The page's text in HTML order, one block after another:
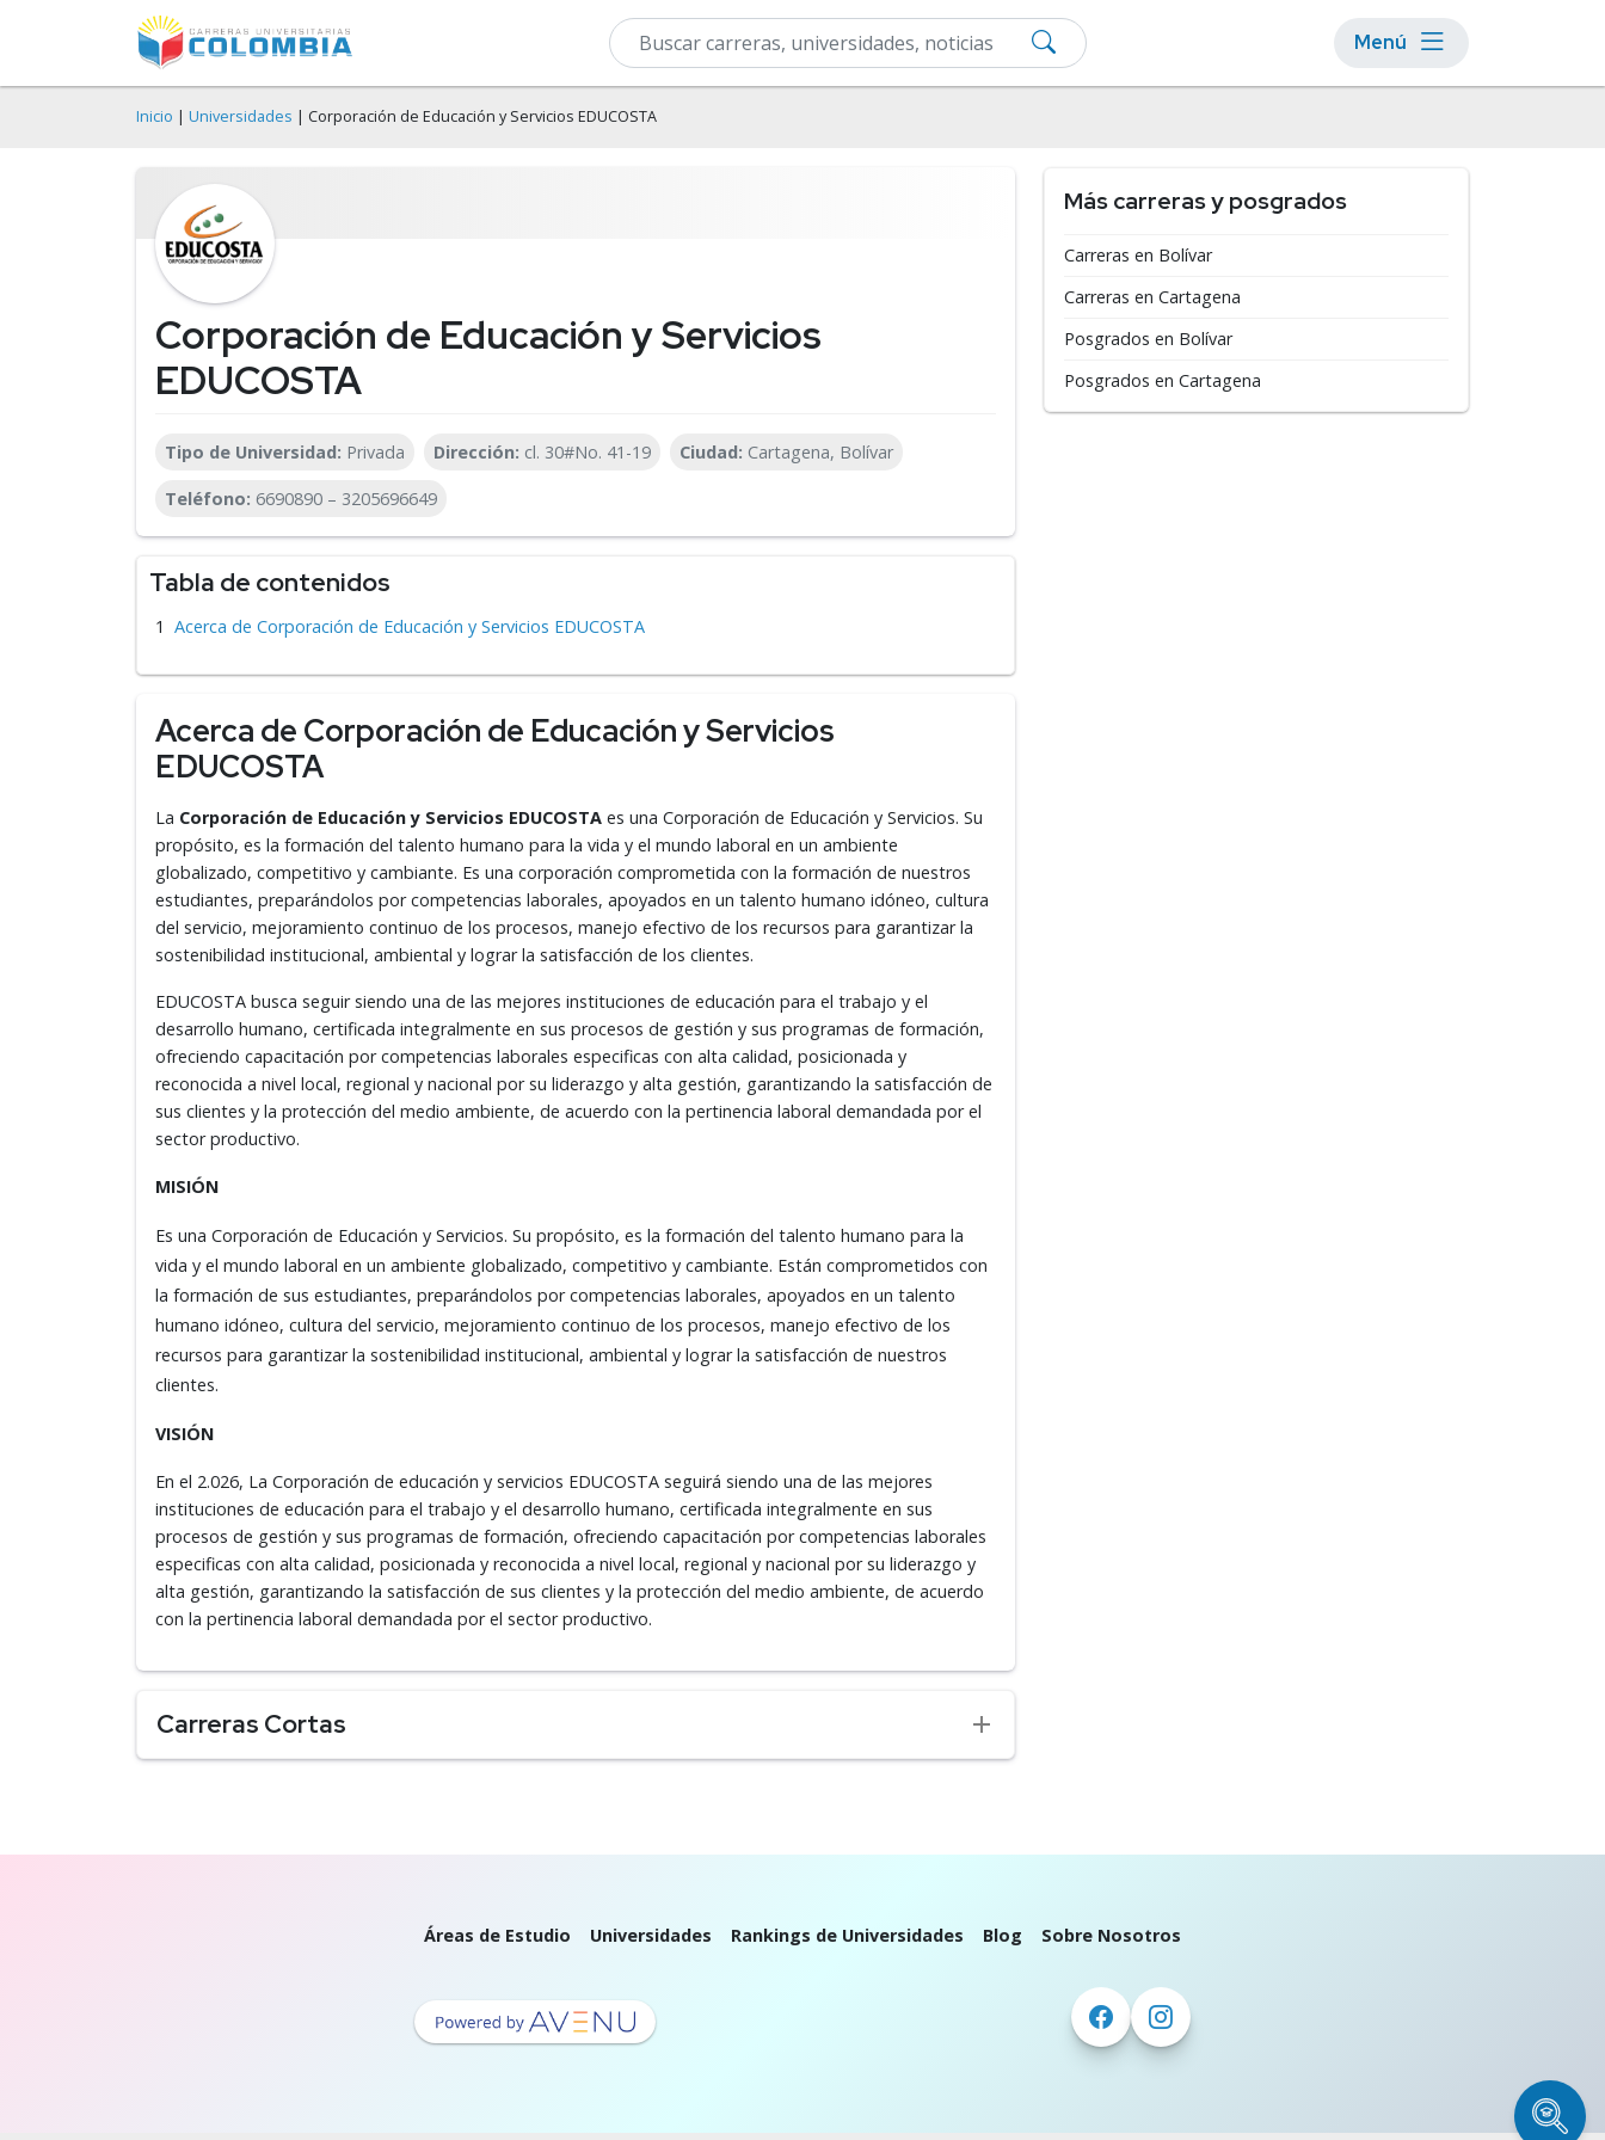
Menú
Inicio | Universidades | Corporación de Educación y Servicios EDUCOSTA
Corporación de Educación y Servicios
EDUCOSTA
Tipo de Universidad: Privada Dirección: cl. 30#No. 41-19 Ciudad: Cartagena, Bolívar
Teléfono: 6690890 – 3205696649
Tabla de contenidos
Acerca de Corporación de Educación y Servicios EDUCOSTA
Acerca de Corporación de Educación y Servicios
EDUCOSTA
La Corporación de Educación y Servicios EDUCOSTA es una Corporación de Educación y Servicios. Su
propósito, es la formación del talento humano para la vida y el mundo laboral en un ambiente
globalizado, competitivo y cambiante. Es una corporación comprometida con la formación de nuestros
estudiantes, preparándolos por competencias laborales, apoyados en un talento humano idóneo, cultura
del servicio, mejoramiento continuo de los procesos, manejo efectivo de los recursos para garantizar la
sostenibilidad institucional, ambiental y lograr la satisfacción de los clientes.
EDUCOSTA busca seguir siendo una de las mejores instituciones de educación para el trabajo y el
desarrollo humano, certificada integralmente en sus procesos de gestión y sus programas de formación,
ofreciendo capacitación por competencias laborales especificas con alta calidad, posicionada y
reconocida a nivel local, regional y nacional por su liderazgo y alta gestión, garantizando la satisfacción de
sus clientes y la protección del medio ambiente, de acuerdo con la pertinencia laboral demandada por el
sector productivo.
MISIÓN
Es una Corporación de Educación y Servicios. Su propósito, es la formación del talento humano para la
vida y el mundo laboral en un ambiente globalizado, competitivo y cambiante. Están comprometidos con
la formación de sus estudiantes, preparándolos por competencias laborales, apoyados en un talento
humano idóneo, cultura del servicio, mejoramiento continuo de los procesos, manejo efectivo de los
recursos para garantizar la sostenibilidad institucional, ambiental y lograr la satisfacción de nuestros
clientes.
VISIÓN
En el 2.026, La Corporación de educación y servicios EDUCOSTA seguirá siendo una de las mejores
instituciones de educación para el trabajo y el desarrollo humano, certificada integralmente en sus
procesos de gestión y sus programas de formación, ofreciendo capacitación por competencias laborales
especificas con alta calidad, posicionada y reconocida a nivel local, regional y nacional por su liderazgo y
alta gestión, garantizando la satisfacción de sus clientes y la protección del medio ambiente, de acuerdo
con la pertinencia laboral demandada por el sector productivo.
Carreras Cortas
Más carreras y posgrados
Carreras en Bolívar
Carreras en Cartagena
Posgrados en Bolívar
Posgrados en Cartagena
Áreas de Estudio Universidades Rankings de Universidades Blog Sobre Nosotros